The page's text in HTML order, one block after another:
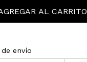
AL CARRITO
envío